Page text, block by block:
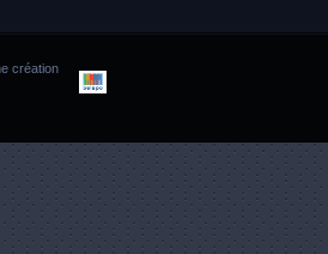
création